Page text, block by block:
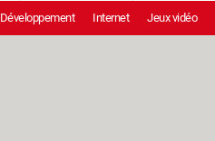
Développement Internet Jeux vidéo